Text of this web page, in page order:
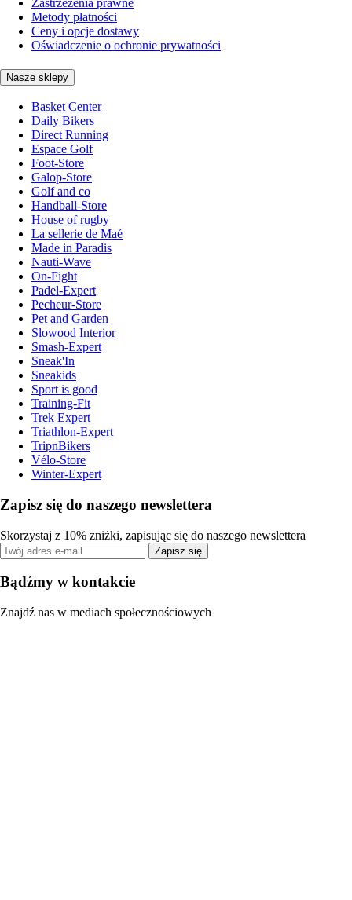
Metody płatności
Ceny i opcje dostawy
Oświadczenie o ochronie prywatności
Nasze sklepy
Basket Center
Daily Bikers
Direct Running
Espace Golf
Foot-Store
Galop-Store
Golf and co
Handball-Store
House of rugby
La sellerie de Maé
Made in Paradis
Nauti-Wave
On-Fight
Padel-Expert
Pecheur-Store
Pet and Garden
Slowood Interior
Smash-Expert
Sneak'In
Sneakids
Sport is good
Training-Fit
Trek Expert
Triathlon-Expert
TripnBikers
Vélo-Store
Winter-Expert
Zapisz się do naszego newslettera
Skorzystaj z 10% zniżki, zapisując się do naszego newslettera
Zapisz się
Bądźmy w kontakcie
Znajdź nas w mediach społecznościowych